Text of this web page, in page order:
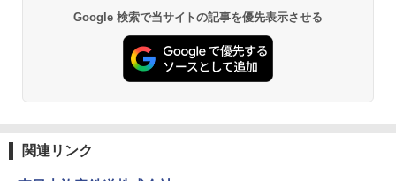
PYKES PEAK (パイクスピーク) 着替えテン
ト プライバシー テント 【中が透けない】 1
人用 折りたたみ 防災グッズ 災害用トイレ ビ
易 トイレテント (ブラック)
【日本企業販売】超強力クマ対策スプレー 30
0ml（連続噴射30秒）110ml（連続噴射15
秒）射程5～10m 安全ロック搭載 携帯収納袋
関の購入実績 登山・キャンプ・アウトドア・
Google 検索で当サイトの記事を優先表示させる
関連リンク